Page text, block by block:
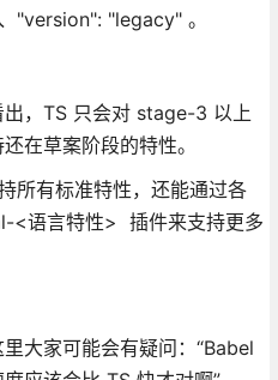
"version": "legacy" 。
，TS 只会对 stage-3 以上
在草案阶段的特性。
有标准特性，还能通过各
语言特性> 插件来支持更多
大家可能会有疑问：“Babel